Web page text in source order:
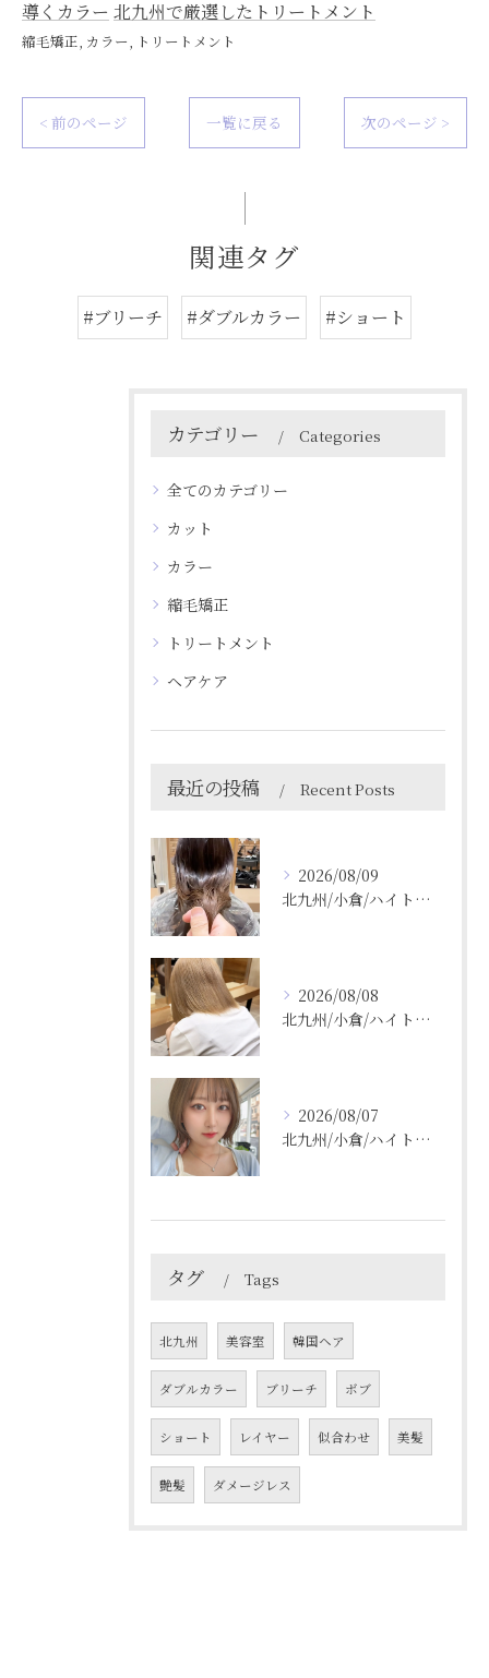
導くカラー 北九州で厳選したトリートメント
縮毛矯正 カラー トリートメント
< 前のページ 一覧に戻る 次のページ >
関連タグ
#ブリーチ #ダブルカラー #ショート
カテゴリー Categories
全てのカテゴリー
カット
カラー
縮毛矯正
トリートメント
ヘアケア
最近の投稿 Recent Posts
2026/08/09
北九州/小倉/ハイトーン/ケアブリーチ/ブリーチカラー
2026/08/08
北九州/小倉/ハイトーン/ケアブリーチ/ブリーチカラー
2026/08/07
北九州/小倉/ハイトーン/ケアブリーチ/ブリーチカラー
タグ Tags
北九州 美容室 韓国ヘア
ダブルカラー ブリーチ ボブ
ショート レイヤー 似合わせ 美髪
艶髪 ダメージレス